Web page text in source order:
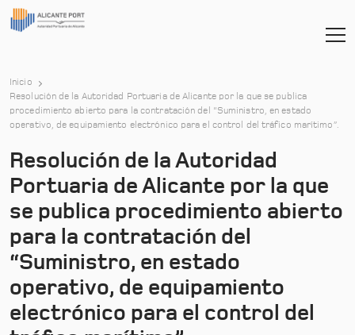
Inicio
Resolución de la Autoridad Portuaria de Alicante por la que se publica
procedimiento abierto para la contratación del “Suministro, en estado
operativo, de equipamiento electrónico para el control del tráfico marítimo”.
Resolución de la Autoridad
Portuaria de Alicante por la que
se publica procedimiento abierto
para la contratación del
“Suministro, en estado
operativo, de equipamiento
electrónico para el control del